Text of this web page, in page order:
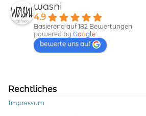
wasni
4.9
Basierend auf 182 Bewertungen
powered by Goog le
bewerte uns auf
Rechtliches
Impressum